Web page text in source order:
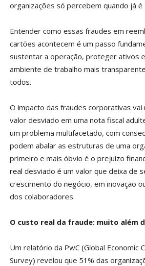
organizações só percebem quando já
Entender como essas fraudes em
cartões acontecem é um passo
sustentar a operação, proteger ativos
ambiente de trabalho mais
todos.
O impacto das fraudes corporativas vai
valor desviado em uma nota fiscal
um problema multifacetado, com
podem abalar as estruturas de uma
primeiro e mais óbvio é o prejuízo
real desviado é um valor que deixa de
crescimento do negócio, em inovação
dos colaboradores.
O custo real da fraude: muito além
Um relatório da PwC (Global Economic
Survey) revelou que 51% das